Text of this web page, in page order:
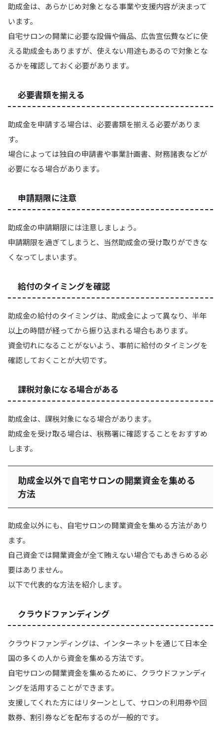
助成金は、あらかじめ対象となる事業や支援内容が決まって
います。
自宅サロンの開業に必要な設備や備品、広告宣伝費などに使
える助成金もありますが、使えない用途もあるので対象とな
るかを確認しておく必要があります。
必要書類を揃える
助成金を申請する場合は、必要書類を揃える必要がありま
す。
場合によっては独自の申請書や事業計画書、財務諸表などが
必要になる場合があります。
申請期限に注意
助成金の申請期限には注意しましょう。
申請期限を過ぎてしまうと、当然助成金の受け取りができな
くなってしまいます。
給付のタイミングを確認
助成金の給付のタイミングは、助成金によって異なり、半年
以上の時間が経ってから振り込まれる場合もあります。
資金切れになることがないよう、事前に給付のタイミングを
確認しておくことが大切です。
課税対象になる場合がある
助成金は、課税対象になる場合があります。
助成金を受け取る場合は、税務署に確認することをおすすめ
します。
助成金以外で自宅サロンの開業資金を集める
方法
助成金以外にも、自宅サロンの開業資金を集める方法があり
ます。
自己資金では開業資金が全て賄えない場合でもあきらめる必
要はありません。
以下で代表的な方法を紹介します。
クラウドファンディング
クラウドファンディングは、インターネットを通じて日本全
国の多くの人から資金を集める方法です。
自宅サロンの開業資金を集めるために、クラウドファンディ
ングを活用することができます。
支援してくれた方にはリターンとして、サロンの利用券や回
数券、割引券などを配布するのが一般的です。